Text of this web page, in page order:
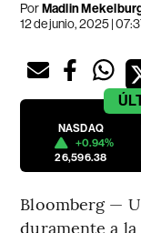
PorMadlin
12 de junio, 2025 |
NASDAQ
+0.94%
26,596.38
Bloomberg —
duramente a